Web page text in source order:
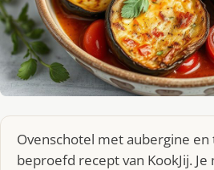
Ovenschotel met aubergine en
beproefd recept van KookJij.